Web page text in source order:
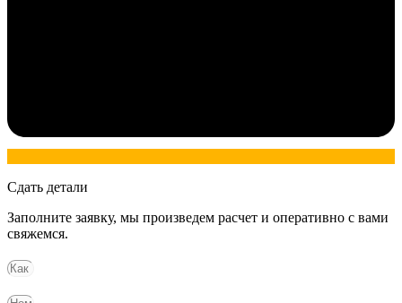
Сдать детали
Заполните заявку, мы произведем расчет и оперативно с вами
свяжемся.